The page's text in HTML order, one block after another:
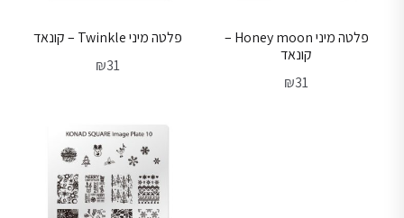
פלטה מיני Honey moon –
קונאד
₪31
פלטה מיני Twinkle – קונאד
₪31